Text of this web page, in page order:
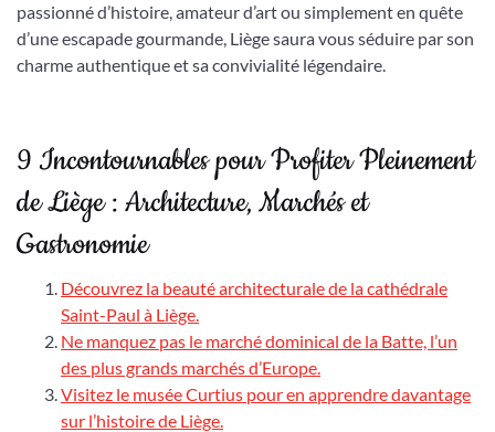
passionné d’histoire, amateur d’art ou simplement en quête
d’une escapade gourmande, Liège saura vous séduire par son
charme authentique et sa convivialité légendaire.
9 Incontournables pour Profiter Pleinement
de Liège : Architecture, Marchés et
Gastronomie
Découvrez la beauté architecturale de la cathédrale
Saint-Paul à Liège.
Ne manquez pas le marché dominical de la Batte, l’un
des plus grands marchés d’Europe.
Visitez le musée Curtius pour en apprendre davantage
sur l’histoire de Liège.